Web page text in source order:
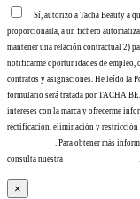
Sí, autorizo a Tacha Beauty a
proporcionarla, a un fichero
mantener una relación contractual 2)
notificarme oportunidades de empleo,
contratos y asignaciones. He leído la
formulario será tratada por TACHA
intereses con la marca y ofrecerme
rectificación, eliminación y restricción
. Para obtener más
consulta nuestra
×